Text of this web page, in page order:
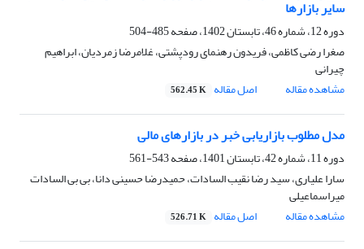
سایر بازارها
دوره 12، شماره 46، تابستان 1402، صفحه
485-504
صغرا رضی کاظمی، فریدون رهنمای رودپشتی، غلامرضا زمردیان، ابراهیم
چیرانی
مشاهده مقاله
اصل مقاله 562.45 K
مدل مطلوب بازاریابی خبر در بازارهای مالی
دوره 11، شماره 42، تابستان 1401، صفحه
543-561
سارا علیاری، سید رضا نقیب السادات، حمیدرضا حسینی دانا، بی بی السادات
میراسماعیلی
مشاهده مقاله
اصل مقاله 526.71 K